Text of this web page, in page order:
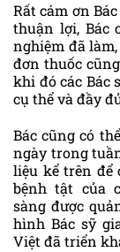
Rất cám ơn
thuận lợi, Bác
nghiệm đã
đơn thuốc
khi đó các Bác
cụ thể và đầy
Bác cũng có
ngày trong
liệu kể trên để
bệnh tật của
sàng được
hình Bác sỹ
Việt đã triển